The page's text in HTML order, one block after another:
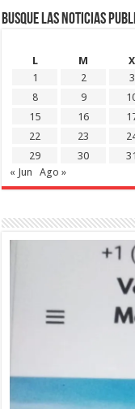
Busque las noticias
L
M X
1
2 3
8
9
15
16
22
23
29
30
31
« Jun
Ago »